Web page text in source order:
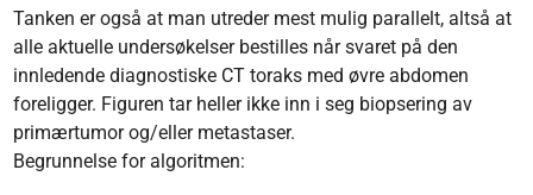
Tanken er også at man utreder mest mulig parallelt, altså at
alle aktuelle undersøkelser bestilles når svaret på den
innledende diagnostiske CT toraks med øvre abdomen
foreligger. Figuren tar heller ikke inn i seg biopsering av
primærtumor og/eller metastaser.
Begrunnelse for algoritmen: